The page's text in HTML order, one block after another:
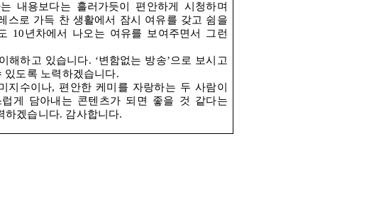
내용보다는 흘러가듯이 편안하게 시청하며
스로 가득 찬 생활에서 잠시 여유를 갖고 쉼을
10년차에서 나오는 여유를 보여주면서 그런
해하고 있습니다. ‘변함없는 방송’으로 보시고
있도록 노력하겠습니다.
지수이나, 편안한 케미를 자랑하는 두 사람이
게 담아내는 콘텐츠가 되면 좋을 것 같다는
하겠습니다. 감사합니다.